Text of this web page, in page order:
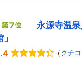
永源寺温
（クチ